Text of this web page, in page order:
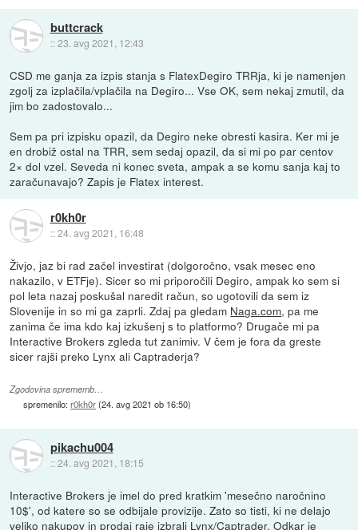
buttcrack
::23. avg 2021, 12:43
CSD me ganja za izpis stanja s FlatexDegiro TRRja, ki je namenjen
zgolj za izplačila/vplačila na Degiro... Vse OK, sem nekaj zmutil, da
jim bo zadostovalo...
Sem pa pri izpisku opazil, da Degiro neke obresti kasira. Ker mi je
en drobiž ostal na TRR, sem sedaj opazil, da si mi po par centov
2× dol vzel. Seveda ni konec sveta, ampak a se komu sanja kaj to
zaračunavajo? Zapis je Flatex interest.
r0kh0r
::24. avg 2021, 16:48
Živjo, jaz bi rad začel investirat (dolgoročno, vsak mesec eno
nakazilo, v ETFje). Sicer so mi priporočili Degiro, ampak ko sem si
pol leta nazaj poskušal naredit račun, so ugotovili da sem iz
Slovenije in so mi ga zaprli. Zdaj pa gledam Naga.com, pa me
zanima če ima kdo kaj izkušenj s to platformo? Drugače mi pa
Interactive Brokers zgleda tut zanimiv. V čem je fora da greste
sicer rajši preko Lynx ali Captraderja?
Zgodovina sprememb…
spremenilo:r0kh0r(24. avg 2021 ob 16:50)
pikachu004
::24. avg 2021, 18:15
Interactive Brokers je imel do pred kratkim 'mesečno naročnino
10$', od katere so se odbijale provizije. Zato so tisti, ki ne delajo
veliko nakupov in prodaj raje izbrali Lynx/Captrader. Odkar je